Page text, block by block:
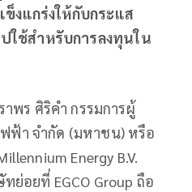
งแกร่งให้กับกระแส
ใช้สำหรับการลงทุนใน
าพร ศิริคำ กรรมการผู้
ฟ้า จำกัด (มหาชน) หรือ
Energy B.V.
ย่อยที่ EGCO Group ถือ